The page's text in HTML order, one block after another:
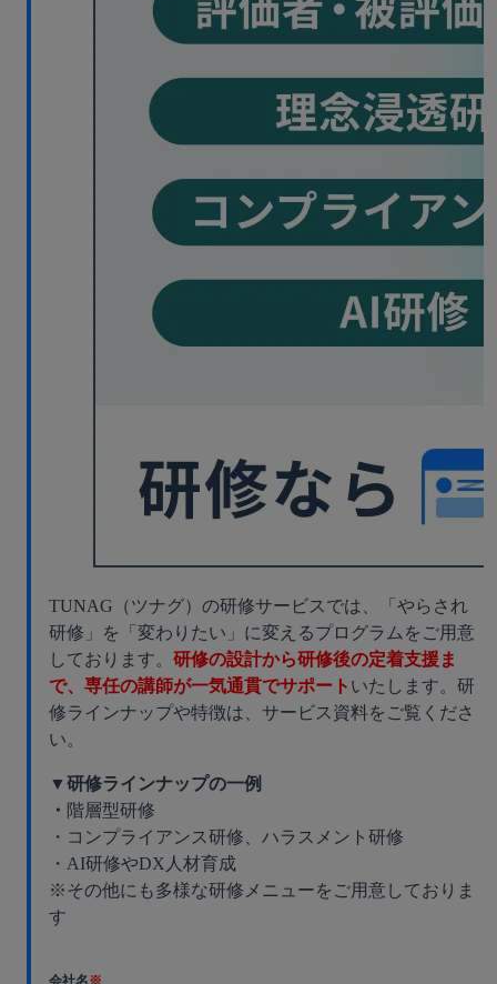
TUNAG（ツナグ）の研修サービスでは、「やらされ
研修」を「変わりたい」に変えるプログラムをご用意
しております。 研修の設計から研修後の定着支援ま
で、専任の講師が一気通貫でサポート いたします。研
修ラインナップや特徴は、サービス資料をご覧くださ
い。
▼研修ラインナップの一例
・ 階層型研修
・コンプライアンス研修、ハラスメント研修
・AI研修やDX人材育成
※その他にも多様な研修メニューをご用意しておりま
す